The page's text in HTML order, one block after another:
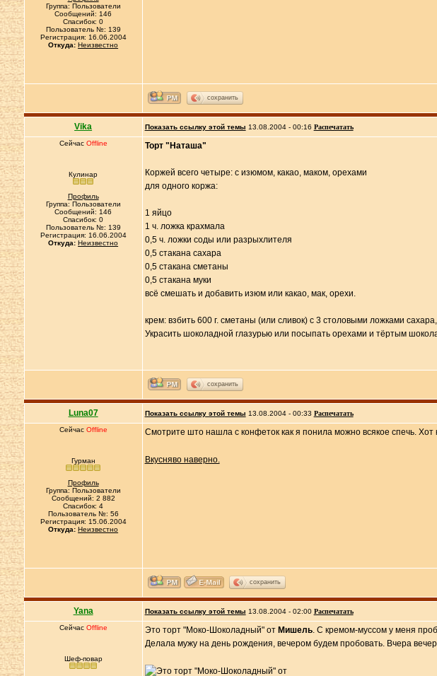
Группа: Пользователи
Сообщений: 146
Спасибок: 0
Пользователь №: 139
Регистрация: 16.06.2004
Откуда: Неизвестно
сохранить
Vika Показать ссылку этой темы 13.08.2004 - 00:16 Распечатать
Сейчас Offline
Кулинар
Профиль
Группа: Пользователи
Сообщений: 146
Спасибок: 0
Пользователь №: 139
Регистрация: 16.06.2004
Откуда: Неизвестно
Торт "Наташа"
Коржей всего четыре: с изюмом, какао, маком, орехами
для одного коржа:
1 яйцо
1 ч. ложка крахмала
0,5 ч. ложки соды или разрыхлителя
0,5 стакана сахара
0,5 стакана сметаны
0,5 стакана муки
всё смешать и добавить изюм или какао, мак, орехи.
крем: взбить 600 г. сметаны (или сливок) с 3 столовыми ложками
Украсить шоколадной глазурью или посыпать орехами и тёртым
сохранить
Luna07 Показать ссылку этой темы 13.08.2004 - 00:33 Распечатать
Сейчас Offline
Гурман
Профиль
Группа: Пользователи
Сообщений: 2 882
Спасибок: 4
Пользователь №: 56
Регистрация: 15.06.2004
Откуда: Неизвестно
Смотрите што нашла с конфеток как я понила можно всякое спечь. Хот
Вкусняво наверно.
сохранить
Yana Показать ссылку этой темы 13.08.2004 - 02:00 Распечатать
Сейчас Offline
Шеф-повар
Это торт "Моко-Шоколадный" от Мишель. С кремом-муссом у меня
Делала мужу на день рождения, вечером будем пробовать. Вчера